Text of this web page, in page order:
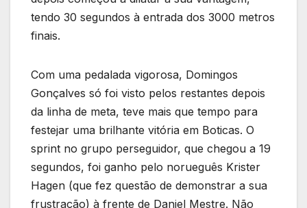
tendo 30 segundos à entrada dos 3000 metros
finais.
Com uma pedalada vigorosa, Domingos
Gonçalves só foi visto pelos restantes depois
da linha de meta, teve mais que tempo para
festejar uma brilhante vitória em Boticas. O
sprint no grupo perseguidor, que chegou a 19
segundos, foi ganho pelo norueguês Krister
Hagen (que fez questão de demonstrar a sua
frustração) à frente de Daniel Mestre. Não